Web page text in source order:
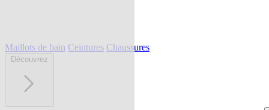
Maillots de bain Ceintures Chaussures
Découvrez